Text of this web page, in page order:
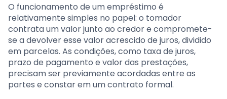
O funcionamento de um empréstimo é
relativamente simples no papel: o tomador
contrata um valor junto ao credor e compromete-
se a devolver esse valor acrescido de juros, dividido
em parcelas. As condições, como taxa de juros,
prazo de pagamento e valor das prestações,
precisam ser previamente acordadas entre as
partes e constar em um contrato formal.